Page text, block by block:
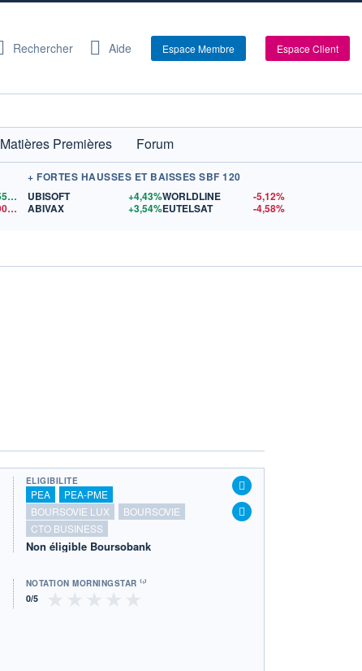
Rechercher Aide Espace Membre Espace Client
Matières Premières
Forum
1,1559$US
14,90
$US
+ FORTES HAUSSES ET BAISSES SBF 120
UBISOFT
+4,43%
ABIVAX
+3,54%
WORLDLINE
-5,12%
EUTELSAT
-4,58%
ÉLIGIBILITÉ
PEA
PEA-PME
BOURSOVIE LUX
BOURSOVIE
CTO BUSINESS
Non éligible Boursobank
NOTATION MORNINGSTAR ⁽¹⁾